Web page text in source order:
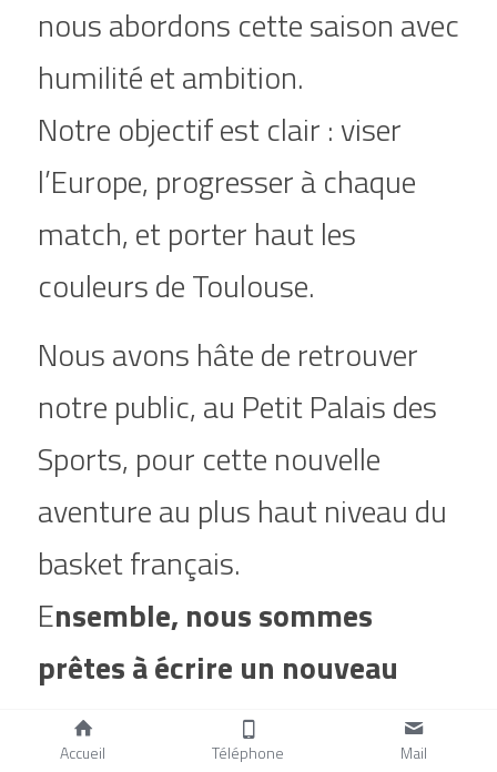
nous abordons cette saison avec
humilité et ambition.
Notre objectif est clair : viser
l’Europe, progresser à chaque
match, et porter haut les
couleurs de Toulouse.
Nous avons hâte de retrouver
notre public, au Petit Palais des
Sports, pour cette nouvelle
aventure au plus haut niveau du
basket français.
Ensemble, nous sommes
prêtes à écrire un nouveau
chapitre de l’histoire du TMB.
Accueil Téléphone Mail